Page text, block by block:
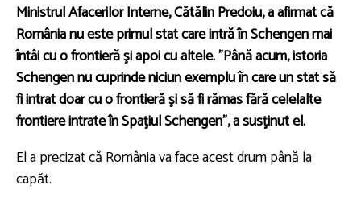
Ministrul Afacerilor Interne, Cătălin Predoiu, a afirmat că
România nu este primul stat care intră în Schengen mai
întâi cu o frontieră şi apoi cu altele. ”Până acum, istoria
Schengen nu cuprinde niciun exemplu în care un stat să
fi intrat doar cu o frontieră şi să fi rămas fără celelalte
frontiere intrate în Spaţiul Schengen”, a susţinut el.
El a precizat că România va face acest drum până la
capăt.